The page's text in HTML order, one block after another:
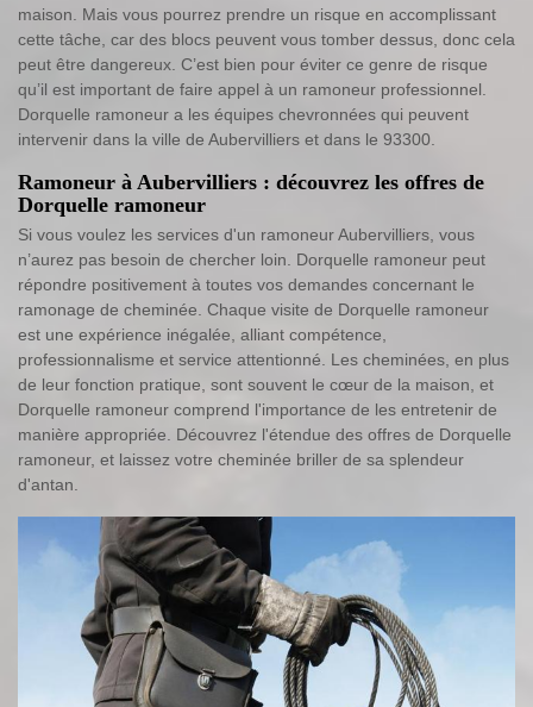
maison. Mais vous pourrez prendre un risque en accomplissant
cette tâche, car des blocs peuvent vous tomber dessus, donc cela
peut être dangereux. C’est bien pour éviter ce genre de risque
qu’il est important de faire appel à un ramoneur professionnel.
Dorquelle ramoneur a les équipes chevronnées qui peuvent
intervenir dans la ville de Aubervilliers et dans le 93300.
Ramoneur à Aubervilliers : découvrez les offres de
Dorquelle ramoneur
Si vous voulez les services d'un ramoneur Aubervilliers, vous
n’aurez pas besoin de chercher loin. Dorquelle ramoneur peut
répondre positivement à toutes vos demandes concernant le
ramonage de cheminée. Chaque visite de Dorquelle ramoneur
est une expérience inégalée, alliant compétence,
professionnalisme et service attentionné. Les cheminées, en plus
de leur fonction pratique, sont souvent le cœur de la maison, et
Dorquelle ramoneur comprend l'importance de les entretenir de
manière appropriée. Découvrez l'étendue des offres de Dorquelle
ramoneur, et laissez votre cheminée briller de sa splendeur
d'antan.